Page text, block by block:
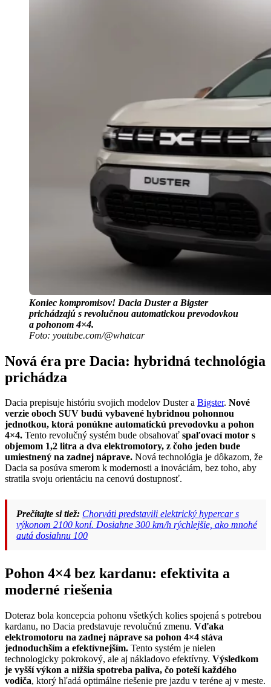
Koniec kompromisov! Dacia Duster a Bigster
prichádzajú s revolučnou automatickou prevodovkou
a pohonom 4×4.
Foto: youtube.com/@whatcar
Nová éra pre Dacia: hybridná technológia
prichádza
Dacia prepisuje históriu svojich modelov Duster a Bigster. Nové
verzie oboch SUV budú vybavené hybridnou pohonnou
jednotkou, ktorá ponúkne automatickú prevodovku a pohon
4×4. Tento revolučný systém bude obsahovať spaľovací motor s
objemom 1,2 litra a dva elektromotory, z čoho jeden bude
umiestnený na zadnej náprave. Nová technológia je dôkazom, že
Dacia sa posúva smerom k modernosti a inováciám, bez toho, aby
stratila svoju orientáciu na cenovú dostupnosť.
Prečítajte si tiež: Chorváti predstavili elektrický hypercar s
výkonom 2100 koní. Dosiahne 300 km/h rýchlejšie, ako mnohé
autá dosiahnu 100
Pohon 4×4 bez kardanu: efektivita a
moderné riešenia
Doteraz bola koncepcia pohonu všetkých kolies spojená s potrebou
kardanu, no Dacia predstavuje revolučnú zmenu. Vďaka
elektromotoru na zadnej náprave sa pohon 4×4 stáva
jednoduchším a efektívnejším. Tento systém je nielen
technologicky pokrokový, ale aj nákladovo efektívny. Výsledkom
je vyšší výkon a nižšia spotreba paliva, čo poteší každého
vodiča, ktorý hľadá optimálne riešenie pre jazdu v teréne aj v meste.